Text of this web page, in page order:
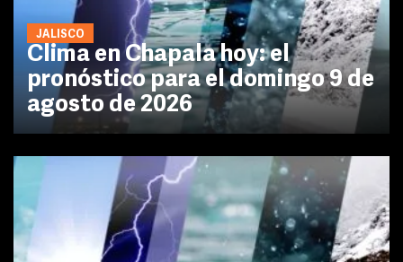
JALISCO
Clima en Chapala hoy: el
pronóstico para el domingo 9 de
agosto de 2026